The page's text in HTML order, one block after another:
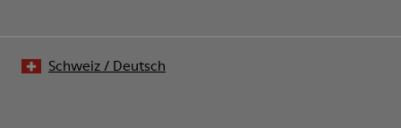
Schweiz/ Deutsch